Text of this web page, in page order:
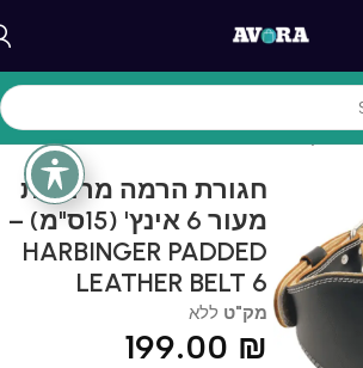
/משקולות ואביזרים
חגורת הרמה מרופדת
מעור 6 אינץ' (15ס"מ) –
HARBINGER PADDED
LEATHER BELT 6
מק"ט ללא
199.00 ₪